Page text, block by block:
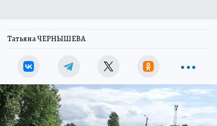
Татьяна ЧЕРНЫШЕВА